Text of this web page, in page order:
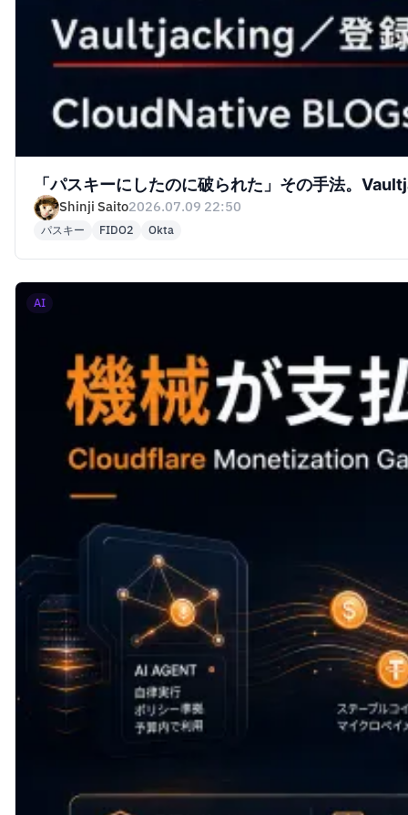
「パスキーにしたのに破られた」その手法。
Shinji Saito2026.07.09 22:50
パスキー FIDO2 Okta
AI